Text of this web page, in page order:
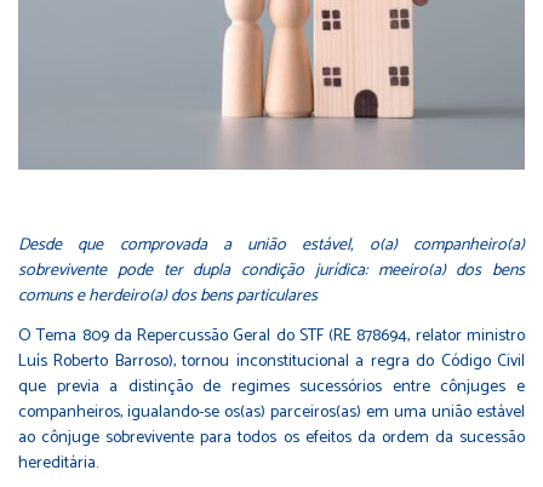
Desde que comprovada a união estável, o(a) companheiro(a)
sobrevivente pode ter dupla condição jurídica: meeiro(a) dos bens
comuns e herdeiro(a) dos bens particulares
O Tema 809 da Repercussão Geral do STF (RE 878694, relator ministro
Luís Roberto Barroso), tornou inconstitucional a regra do Código Civil
que previa a distinção de regimes sucessórios entre cônjuges e
companheiros, igualando-se os(as) parceiros(as) em uma união estável
ao cônjuge sobrevivente para todos os efeitos da ordem da sucessão
hereditária.